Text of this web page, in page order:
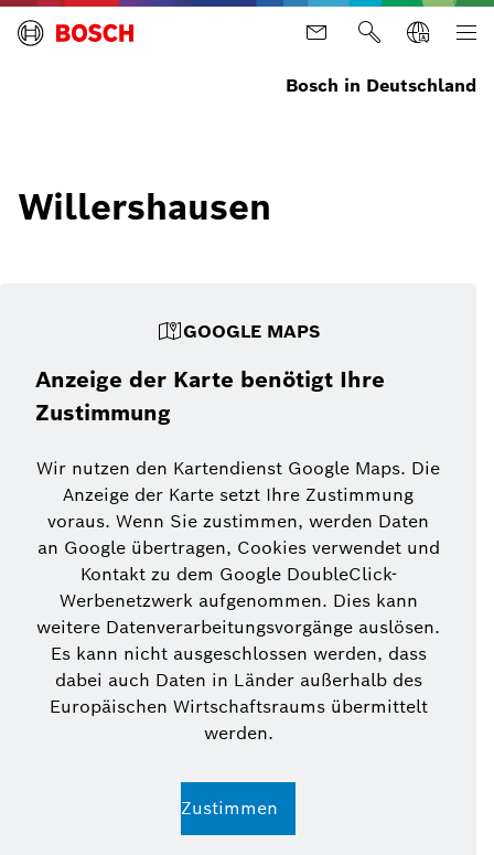
Bosch in Deutschland
Willershausen
GOOGLE MAPS
Anzeige der Karte benötigt Ihre
Zustimmung
Wir nutzen den Kartendienst Google Maps. Die
Anzeige der Karte setzt Ihre Zustimmung
voraus. Wenn Sie zustimmen, werden Daten
an Google übertragen, Cookies verwendet und
Kontakt zu dem Google DoubleClick-
Werbenetzwerk aufgenommen. Dies kann
weitere Datenverarbeitungsvorgänge auslösen.
Es kann nicht ausgeschlossen werden, dass
dabei auch Daten in Länder außerhalb des
Europäischen Wirtschaftsraums übermittelt
werden.
Zustimmen